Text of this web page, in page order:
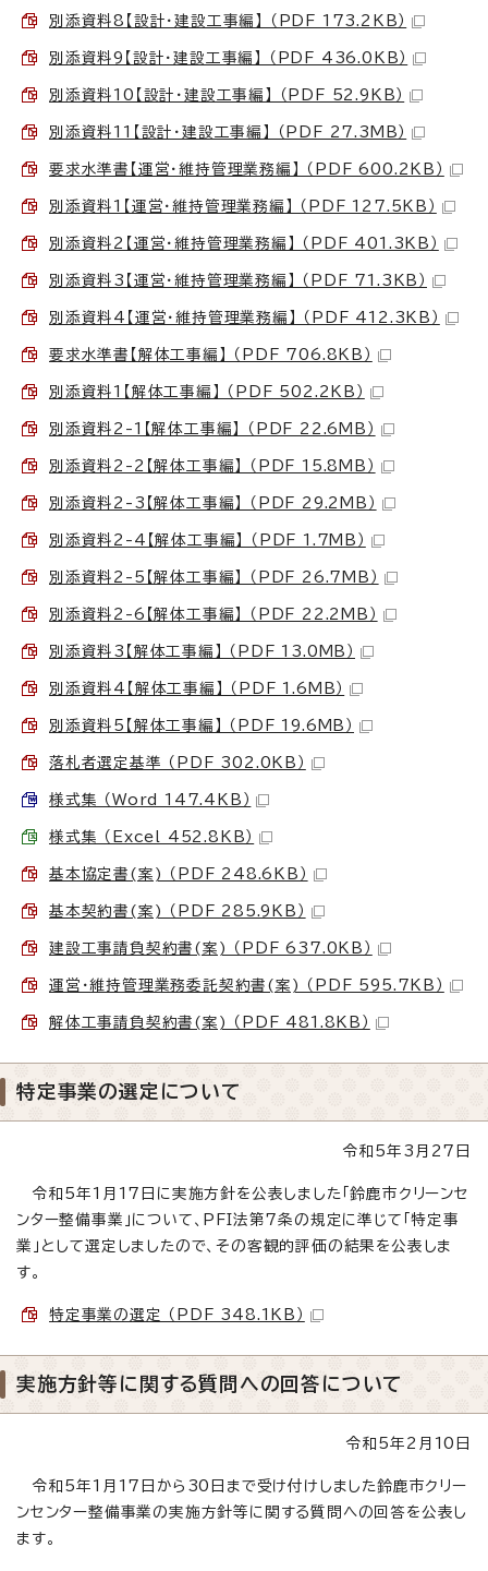
別添資料8【設計・建設工事編】 （PDF 173.2KB）
別添資料9【設計・建設工事編】 （PDF 436.0KB）
別添資料10【設計・建設工事編】 （PDF 52.9KB）
別添資料11【設計・建設工事編】 （PDF 27.3MB）
要求水準書【運営・維持管理業務編】 （PDF 600.2KB）
別添資料1【運営・維持管理業務編】 （PDF 127.5KB）
別添資料2【運営・維持管理業務編】 （PDF 401.3KB）
別添資料3【運営・維持管理業務編】 （PDF 71.3KB）
別添資料4【運営・維持管理業務編】 （PDF 412.3KB）
要求水準書【解体工事編】 （PDF 706.8KB）
別添資料1【解体工事編】 （PDF 502.2KB）
別添資料2-1【解体工事編】 （PDF 22.6MB）
別添資料2-2【解体工事編】 （PDF 15.8MB）
別添資料2-3【解体工事編】 （PDF 29.2MB）
別添資料2-4【解体工事編】 （PDF 1.7MB）
別添資料2-5【解体工事編】 （PDF 26.7MB）
別添資料2-6【解体工事編】 （PDF 22.2MB）
別添資料3【解体工事編】 （PDF 13.0MB）
別添資料4【解体工事編】 （PDF 1.6MB）
別添資料5【解体工事編】 （PDF 19.6MB）
落札者選定基準 （PDF 302.0KB）
様式集 （Word 147.4KB）
様式集 （Excel 452.8KB）
基本協定書(案) （PDF 248.6KB）
基本契約書(案) （PDF 285.9KB）
建設工事請負契約書(案) （PDF 637.0KB）
運営・維持管理業務委託契約書(案) （PDF 595.7KB）
解体工事請負契約書(案) （PDF 481.8KB）
特定事業の選定について
令和5年3月27日
令和5年1月17日に実施方針を公表しました「鈴鹿市クリーンセ
ンター整備事業」について、PFI法第7条の規定に準じて「特定事
業」として選定しましたので、その客観的評価の結果を公表しま
す。
特定事業の選定 （PDF 348.1KB）
実施方針等に関する質問への回答について
令和5年2月10日
令和5年1月17日から30日まで受け付けしました鈴鹿市クリー
ンセンター整備事業の実施方針等に関する質問への回答を公表し
ます。